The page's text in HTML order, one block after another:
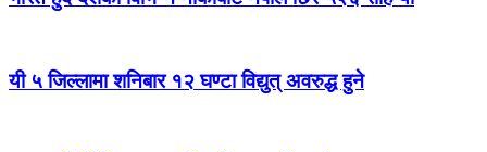
यी ५ जिल्लामा शनिबार १२ घण्टा विद्युत् अवरुद्ध हुने